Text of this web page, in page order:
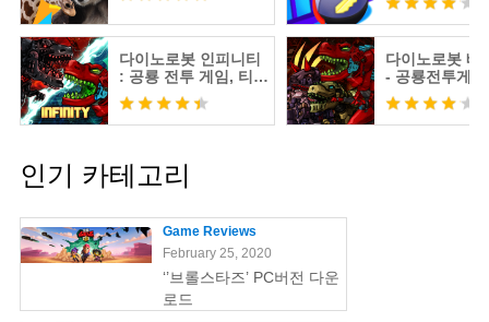
다이노로봇 인피니티
: 공룡 전투 게임, 티렉
스 변신
다이노로봇 배
- 공룡전투게
로봇전쟁
인기 카테고리
Game Reviews
February 25, 2020
‘’브롤스타즈’ PC버전 다운
로드